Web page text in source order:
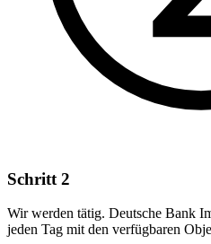
Schritt 2
Wir werden tätig. Deutsche Bank
jeden Tag mit den verfügbaren